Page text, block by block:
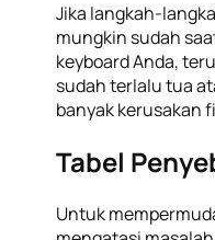
Jika langkah-
mungkin sudah
keyboard Anda,
sudah terlalu tua
banyak kerusakan
Tabel
Untuk